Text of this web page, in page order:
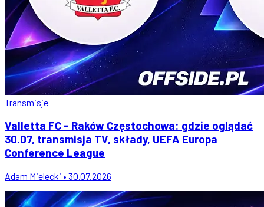
Transmisje
Valletta FC - Raków Częstochowa: gdzie oglądać
30.07, transmisja TV, składy, UEFA Europa
Conference League
Adam Mielecki • 30.07.2026